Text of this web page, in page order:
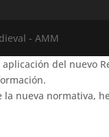
- AMM
del nuevo
nueva normativa,